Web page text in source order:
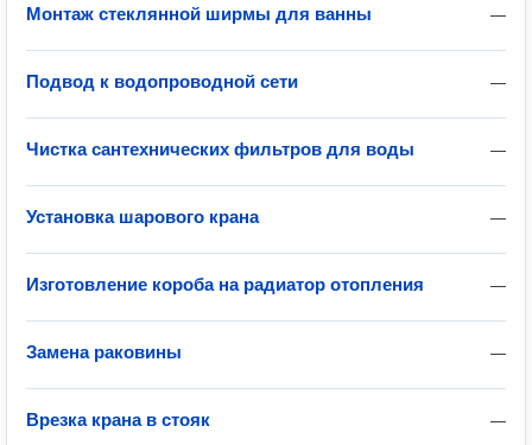
—
Монтаж стеклянной ширмы для ванны
—
Подвод к водопроводной сети
—
Чистка сантехнических фильтров для воды
—
Установка шарового крана
—
Изготовление короба на радиатор отопления
—
Замена раковины
—
Врезка крана в стояк